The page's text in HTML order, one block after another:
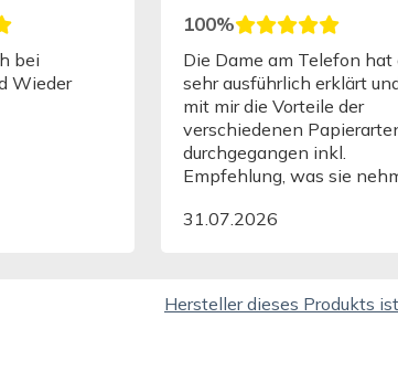
und
am
100%
Sehr rasche und
Abwicklung. Die
Etiketten innerhalb von 3
Arbeitstagen erhalten.
gute Qualität.
29.07.2026
Hersteller dieses Produkts